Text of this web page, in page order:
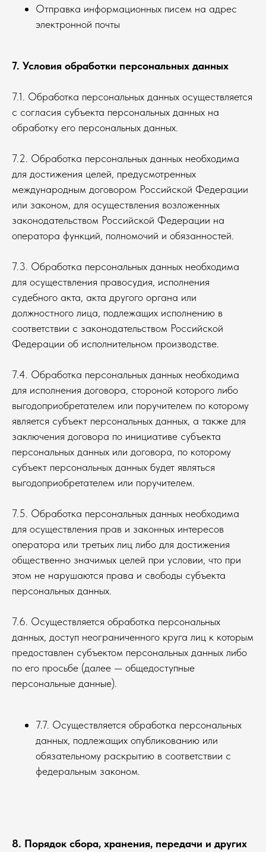
Отправка информационных писем на адрес
электронной почты
7. Условия обработки персональных данных
7.1. Обработка персональных данных осуществляется
с согласия субъекта персональных данных на
обработку его персональных данных.
7.2. Обработка персональных данных необходима
для достижения целей, предусмотренных
международным договором Российской Федерации
или законом, для осуществления возложенных
законодательством Российской Федерации на
оператора функций, полномочий и обязанностей.
7.3. Обработка персональных данных необходима
для осуществления правосудия, исполнения
судебного акта, акта другого органа или
должностного лица, подлежащих исполнению в
соответствии с законодательством Российской
Федерации об исполнительном производстве.
7.4. Обработка персональных данных необходима
для исполнения договора, стороной которого либо
выгодоприобретателем или поручителем по которому
является субъект персональных данных, а также для
заключения договора по инициативе субъекта
персональных данных или договора, по которому
субъект персональных данных будет являться
выгодоприобретателем или поручителем.
7.5. Обработка персональных данных необходима
для осуществления прав и законных интересов
оператора или третьих лиц либо для достижения
общественно значимых целей при условии, что при
этом не нарушаются права и свободы субъекта
персональных данных.
7.6. Осуществляется обработка персональных
данных, доступ неограниченного круга лиц к которым
предоставлен субъектом персональных данных либо
по его просьбе (далее — общедоступные
персональные данные).
7.7. Осуществляется обработка персональных
данных, подлежащих опубликованию или
обязательному раскрытию в соответствии с
федеральным законом.
8. Порядок сбора, хранения, передачи и других